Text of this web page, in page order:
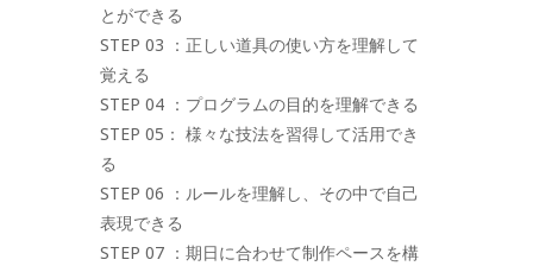
とができる
STEP 03 ：正しい道具の使い方を理解して
覚える
STEP 04 ：プログラムの目的を理解できる
STEP 05： 様々な技法を習得して活用でき
る
STEP 06 ：ルールを理解し、その中で自己
表現できる
STEP 07 ：期日に合わせて制作ペースを構